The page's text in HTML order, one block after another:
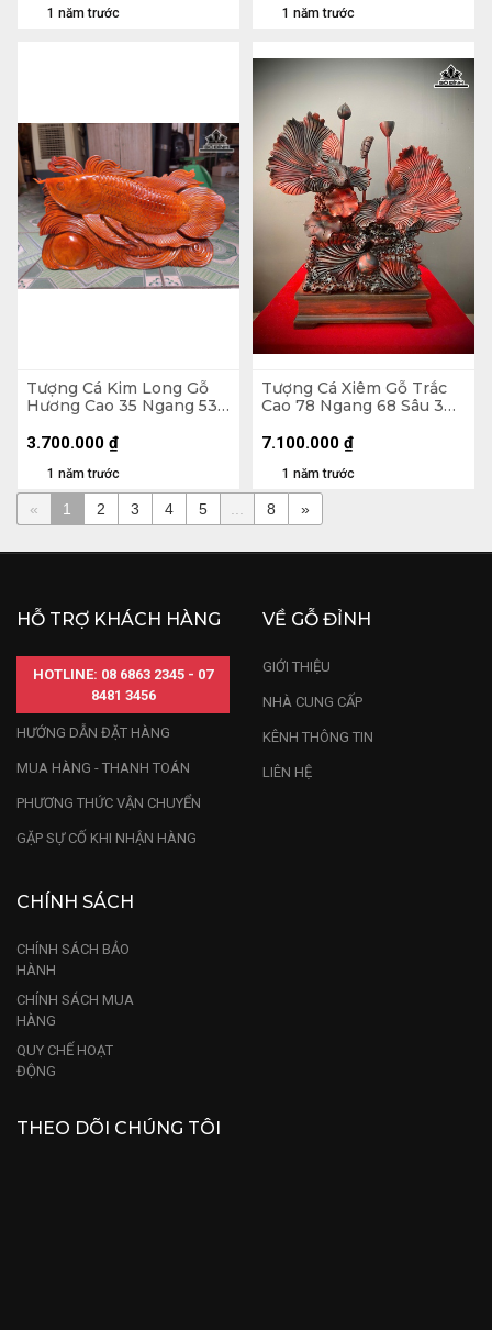
1 năm trước 1 năm trước
Tượng Cá Kim Long Gỗ
Hương Cao 35 Ngang 53
1 năm trước
3.700.000 ₫
Tượng Cá Xiêm Gỗ Trắc
Cao 78 Ngang 68 Sâu 30
1 năm trước
7.100.000 ₫
« 1 2 3 4 5 ... 8 »
HỖ TRỢ KHÁCH HÀNG
HOTLINE: 08 6863 2345 - 07
8481 3456
HƯỚNG DẪN ĐẶT HÀNG
MUA HÀNG - THANH TOÁN
PHƯƠNG THỨC VẬN CHUYỂN
GẶP SỰ CỐ KHI NHẬN HÀNG
VỀ GỖ ĐỈNH
GIỚI THIỆU
NHÀ CUNG CẤP
KÊNH THÔNG TIN
LIÊN HỆ
CHÍNH SÁCH
CHÍNH SÁCH BẢO
HÀNH
CHÍNH SÁCH MUA
HÀNG
QUY CHẾ HOẠT
ĐỘNG
THEO DÕI CHÚNG TÔI